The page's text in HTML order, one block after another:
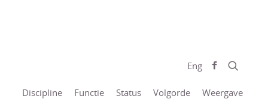
Eng
Discipline Functie Status Volgorde Weergave